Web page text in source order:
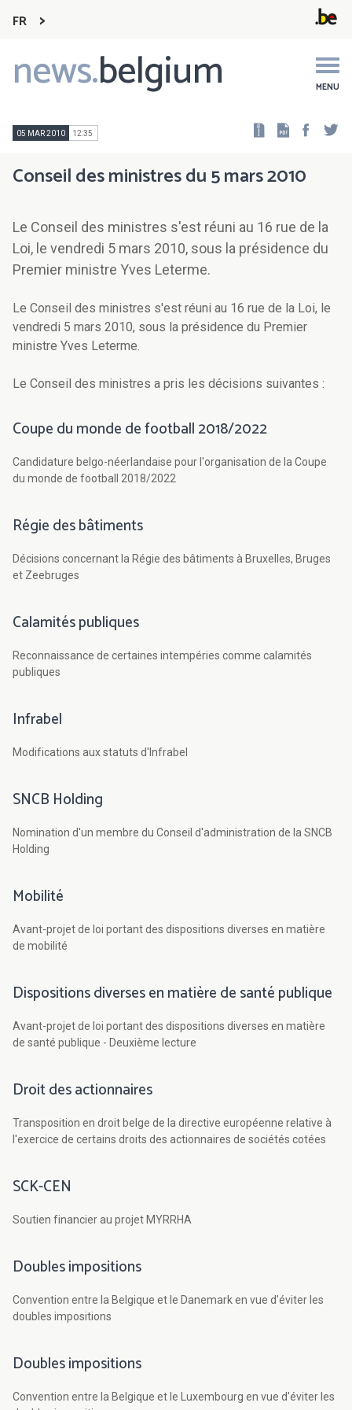
FR
news.belgium MENU
Main
navigation
05 MAR 2010 12:35
Conseil des ministres du 5 mars 2010
Le Conseil des ministres s'est réuni au 16 rue de la
Loi, le vendredi 5 mars 2010, sous la présidence du
Premier ministre Yves Leterme.
Le Conseil des ministres s'est réuni au 16 rue de la Loi, le
vendredi 5 mars 2010, sous la présidence du Premier
ministre Yves Leterme.
Le Conseil des ministres a pris les décisions suivantes :
Coupe du monde de football 2018/2022
Candidature belgo-néerlandaise pour l'organisation de la Coupe
du monde de football 2018/2022
Régie des bâtiments
Décisions concernant la Régie des bâtiments à Bruxelles, Bruges
et Zeebruges
Calamités publiques
Reconnaissance de certaines intempéries comme calamités
publiques
Infrabel
Modifications aux statuts d'Infrabel
SNCB Holding
Nomination d'un membre du Conseil d'administration de la SNCB
Holding
Mobilité
Avant-projet de loi portant des dispositions diverses en matière
de mobilité
Dispositions diverses en matière de santé publique
Avant-projet de loi portant des dispositions diverses en matière
de santé publique - Deuxième lecture
Droit des actionnaires
Transposition en droit belge de la directive européenne relative à
l'exercice de certains droits des actionnaires de sociétés cotées
SCK-CEN
Soutien financier au projet MYRRHA
Doubles impositions
Convention entre la Belgique et le Danemark en vue d'éviter les
doubles impositions
Doubles impositions
Convention entre la Belgique et le Luxembourg en vue d'éviter les